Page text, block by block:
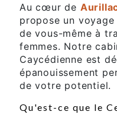
Au cœur de
propose un
de vous-même à
femmes. Notre
Caycédienne est
épanouissement
de votre potentiel.
Qu'est-ce que le